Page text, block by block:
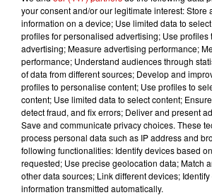
7 août 2026
Éclipse solaire :
meilleurs spots
du...
7 août 2026
À LA UNE :
condamné,
Duralex et la...
your consent and/or our legitimate interest: Store
information on a device; Use limited data to
profiles for personalised advertising; Use profiles
advertising; Measure advertising performance;
performance; Understand audiences through
of data from different sources; Develop and
profiles to personalise content; Use profiles to
content; Use limited data to select content;
detect fraud, and fix errors; Deliver and present
Save and communicate privacy choices. These
process personal data such as IP address and
following functionalities: Identify devices based
requested; Use precise geolocation data; Match
other data sources; Link different devices;
information transmitted automatically.